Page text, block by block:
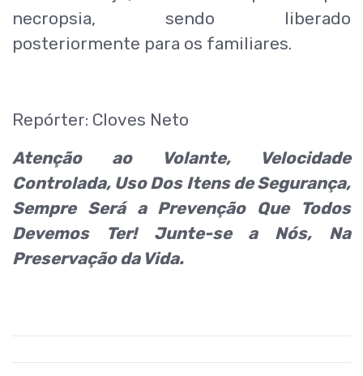
necropsia, sendo liberado
posteriormente para os familiares.
Repórter: Cloves Neto
Atenção ao Volante, Velocidade
Controlada, Uso Dos Itens de Segurança,
Sempre Será a Prevenção Que Todos
Devemos Ter! Junte-se a Nós, Na
Preservação da Vida.